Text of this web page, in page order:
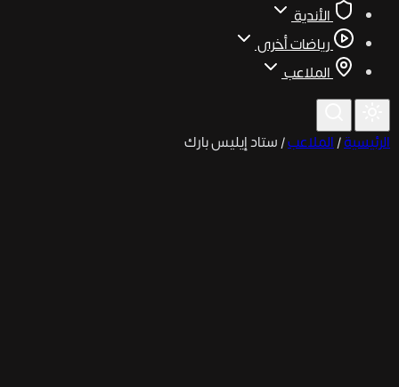
الأندية
رياضات أخرى
الملاعب
الرئيسية/الملاعب/ستاد إيليس بارك